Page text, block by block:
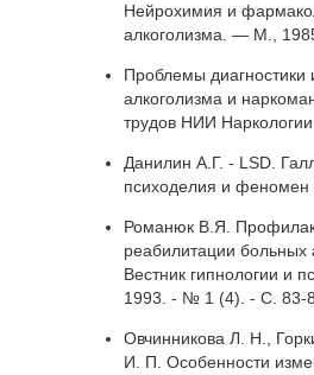
Нейрохимия и
алкоголизма. — М.,
Проблемы диагностики
алкоголизма и
трудов НИИ Наркологии
Данилин А.Г. - LSD.
психоделия и феномен
Романюк В.Я.
реабилитации больных
Вестник гипнологии и
1993. - № 1 (4). - С. 83-
Овчинникова Л. Н.,
И. П. Особенности